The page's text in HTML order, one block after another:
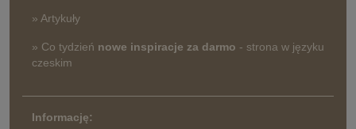
» Artykuły
» Co tydzień nowe inspiracje za darmo - strona w języku
czeskim
Informację: